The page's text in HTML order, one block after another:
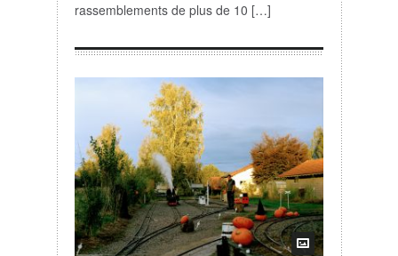
rassemblements de plus de 10 […]